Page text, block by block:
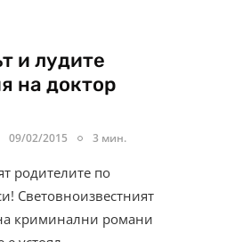
и лудите
на доктор
09/02/2015 3 мин.
родителите по
Световноизвестният
криминални романи